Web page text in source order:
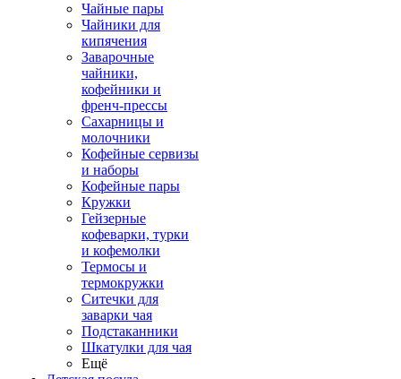
Чайные пары
Чайники для
кипячения
Заварочные
чайники,
кофейники и
френч-прессы
Сахарницы и
молочники
Кофейные сервизы
и наборы
Кофейные пары
Кружки
Гейзерные
кофеварки, турки
и кофемолки
Термосы и
термокружки
Ситечки для
заварки чая
Подстаканники
Шкатулки для чая
Ещё